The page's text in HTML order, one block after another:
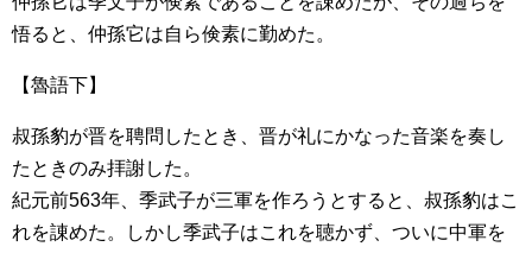
悟ると、仲孫它は自ら倹素に勤めた。
【魯語下】
叔孫豹が晋を聘問したとき、晋が礼にかなった音楽を奏し
たときのみ拝謝した。
紀元前563年、季武子が三軍を作ろうとすると、叔孫豹はこ
れを諌めた。しかし季武子はこれを聴かず、ついに中軍を